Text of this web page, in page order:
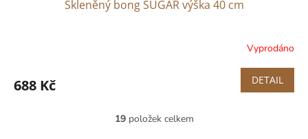
Skleněný bong SUGAR výška 40 cm
Vyprodáno
688 Kč DETAIL
O
19položek celkem